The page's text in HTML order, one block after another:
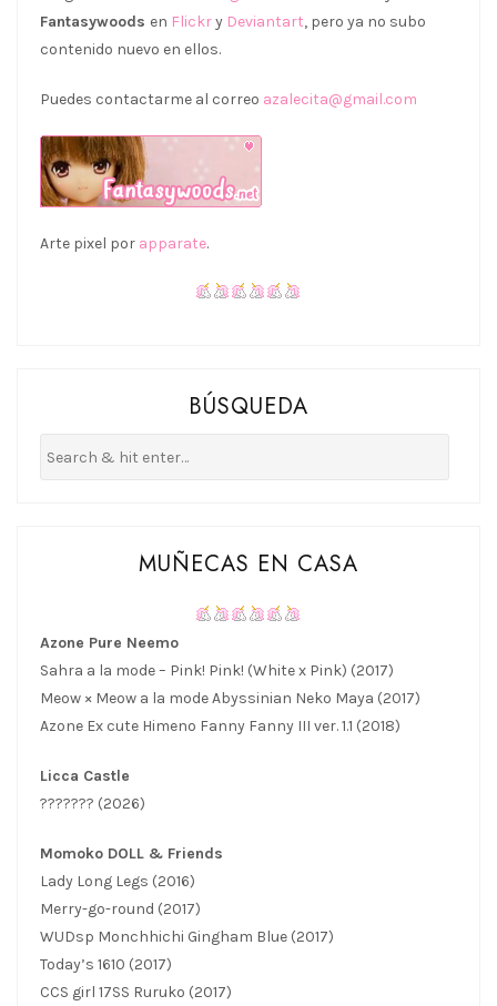
Fantasywoods en Flickry Deviantart, pero ya no subo
contenido nuevo en ellos.
Puedes contactarme al correo azalecita@gmail.com
Arte pixel por apparate.
BÚSQUEDA
MUÑECAS EN CASA
Azone Pure Neemo
Sahra a la mode – Pink! Pink! (White x Pink) (2017)
Meow × Meow a la mode Abyssinian Neko Maya (2017)
Azone Ex cute Himeno Fanny Fanny III ver. 1.1 (2018)
Licca Castle
??????? (2026)
Momoko DOLL & Friends
Lady Long Legs (2016)
Merry-go-round (2017)
WUDsp Monchhichi Gingham Blue (2017)
Today’s 1610 (2017)
CCS girl 17SS Ruruko (2017)